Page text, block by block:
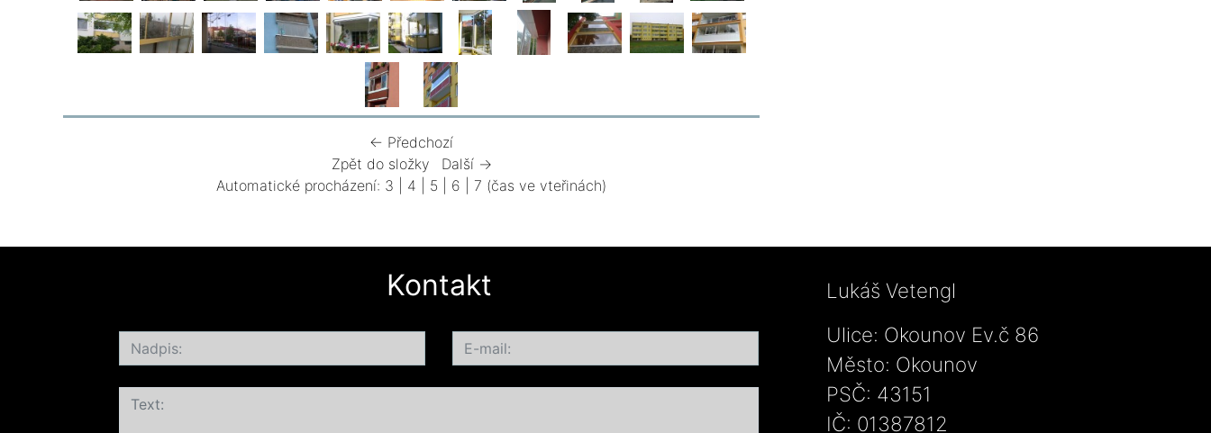
← Předchozí
Zpět do složky
Další →
Automatické procházení: 3 4 5 6 7 (čas ve vteřinách)
Kontakt
Lukáš Vetengl
Ulice: Okounov Ev.č 86
Město: Okounov
PSČ: 43151
IČ: 01387812